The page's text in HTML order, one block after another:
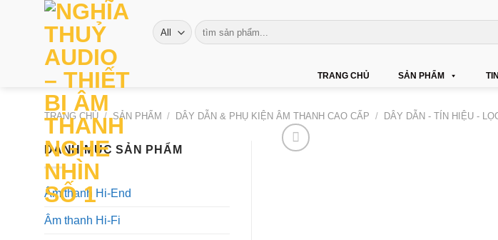
Tìm
kiếm:
TRANG CHỦ SẢN PHẨM
TRANG CHỦ / SẢN PHẨM / DÂY DẪN & PHỤ KIỆN ÂM THANH CAO CẤP / DÂY DẪN - TÍN HIỆU -
DANH MỤC SẢN PHẨM
Âm thanh Hi-End
Âm thanh Hi-Fi